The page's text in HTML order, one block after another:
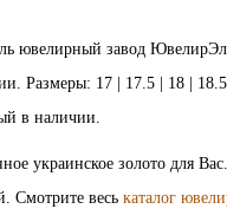
ювелирный завод
Размеры: 17 | 17.5 | 18 |
в наличии.
украинское золото для
Смотрите весь каталог